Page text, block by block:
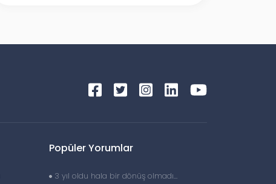
Popüler Yorumlar
3 yıl oldu hala bir dönüş olmadı…